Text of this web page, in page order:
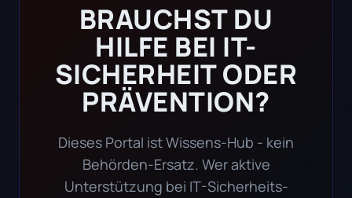
BRAUCHST DU
HILFE BEI IT-
SICHERHEIT ODER
PRÄVENTION?
Dieses Portal ist Wissens-Hub - kein
Behörden-Ersatz. Wer aktive
Unterstützung bei IT-Sicherheits-